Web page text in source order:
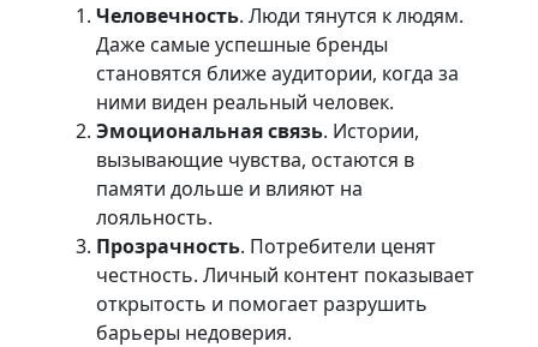
Человечность. Люди тянутся к людям.
Даже самые успешные бренды
становятся ближе аудитории, когда за
ними виден реальный человек.
Эмоциональная связь. Истории,
вызывающие чувства, остаются в
памяти дольше и влияют на
лояльность.
Прозрачность. Потребители ценят
честность. Личный контент показывает
открытость и помогает разрушить
барьеры недоверия.